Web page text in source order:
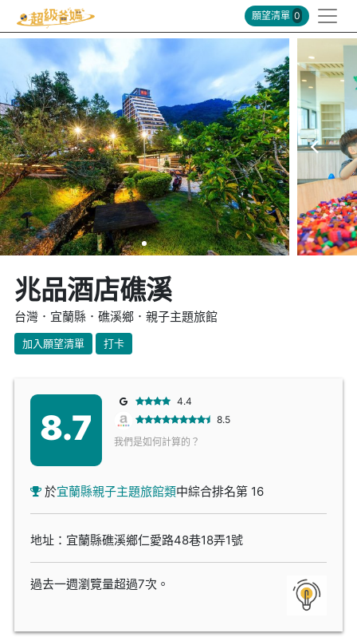
願望清單 0
兆品酒店礁溪
台灣．宜蘭縣．礁溪鄉．親子主題旅館
加入願望清單 打卡
8.7
4.4
8.5
我們是如何計算的？
於宜蘭縣親子主題旅館類中綜合排名第 16
地址：宜蘭縣礁溪鄉仁愛路48巷18弄1號
過去一週瀏覽量超過7次。